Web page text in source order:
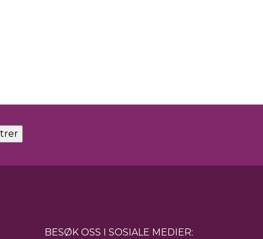
BESØK OSS I SOSIALE MEDIER: